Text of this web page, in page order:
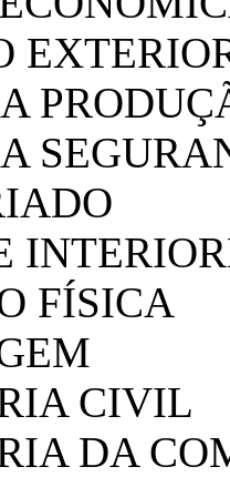
FÍSICA
CIVIL
DA